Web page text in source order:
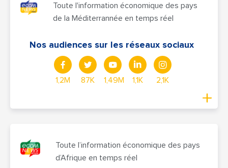
Toute l'information économique des pays
de la Méditerrannée en temps réel
Nos audiences sur les réseaux sociaux
1,2M 87K 1,49M 1,1K 2,1K
Toute l’information économique des pays
d’Afrique en temps réel